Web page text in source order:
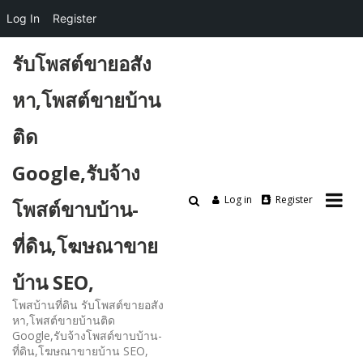
content
รับโพสต์ขายอสัง
หา,โพสต์ขายบ้าน
ติด
Google,รับจ้าง
โพสต์ขาบบ้าน-
ที่ดิน,โฆษณาขาย
บ้าน SEO,
โพสบ้านที่ดิน รับโพสต์ขายอสัง
หา,โพสต์ขายบ้านติด
Google,รับจ้างโพสต์ขาบบ้าน-
ที่ดิน,โฆษณาขายบ้าน SEO,
Log in Register
Log In Register